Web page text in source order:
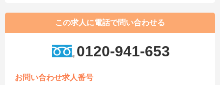
この求人に電話で問い合わせる
0120-941-653
お問い合わせ求人番号